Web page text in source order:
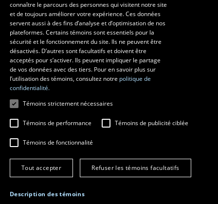
Ressources
monPortail
MESURES D'URGENCE
Composer le418 656-5555
© 2026 Université Laval
Tous droits réservés
Conditions générales d'utilisation
Fraude en ligne
Paramétrer les témoins
connaître le parcours des personnes qui visitent notre site
et de toujours améliorer votre expérience. Ces données
servent aussi à des fins d’analyse et d’optimisation de nos
plateformes. Certains témoins sont essentiels pour la
sécurité et le fonctionnement du site. Ils ne peuvent être
désactivés. D’autres sont facultatifs et doivent être
acceptés pour s’activer. Ils peuvent impliquer le partage
de vos données avec des tiers. Pour en savoir plus sur
l’utilisation des témoins, consultez notre politique de
confidentialité.
Témoins strictement nécessaires
Témoins de performance Témoins de publicité ciblée
Témoins de fonctionnalité
Tout accepter Refuser les témoins facultatifs
Description des témoins